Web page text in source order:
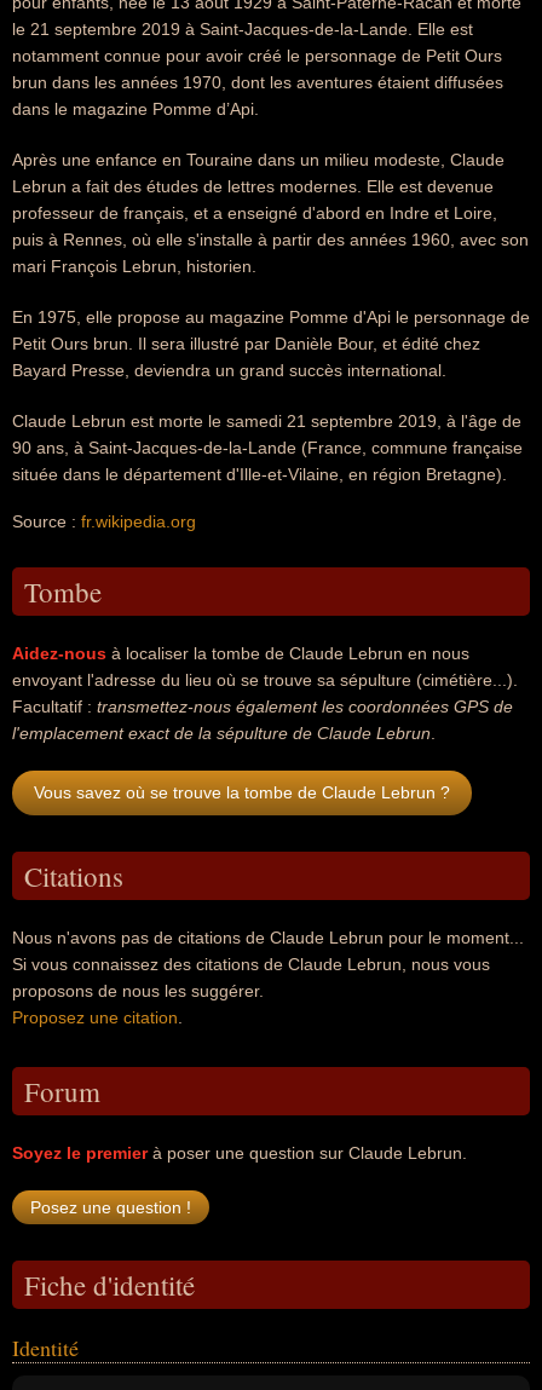
le 21 septembre 2019 à Saint-Jacques-de-la-Lande. Elle est
notamment connue pour avoir créé le personnage de Petit Ours
brun dans les années 1970, dont les aventures étaient diffusées
dans le magazine Pomme d’Api.
Après une enfance en Touraine dans un milieu modeste, Claude
Lebrun a fait des études de lettres modernes. Elle est devenue
professeur de français, et a enseigné d'abord en Indre et Loire,
puis à Rennes, où elle s'installe à partir des années 1960, avec son
mari François Lebrun, historien.
En 1975, elle propose au magazine Pomme d'Api le personnage de
Petit Ours brun. Il sera illustré par Danièle Bour, et édité chez
Bayard Presse, deviendra un grand succès international.
Claude Lebrun est morte le samedi 21 septembre 2019, à l'âge de
90 ans, à Saint-Jacques-de-la-Lande (France, commune française
située dans le département d'Ille-et-Vilaine, en région Bretagne).
Source : fr.wikipedia.org
Tombe
Aidez-nous à localiser la tombe de Claude Lebrun en nous
envoyant l'adresse du lieu où se trouve sa sépulture (cimétière...).
Facultatif : transmettez-nous également les coordonnées GPS de
l'emplacement exact de la sépulture de Claude Lebrun
Vous savez où se trouve la tombe de Claude Lebrun ?
Citations
Nous n'avons pas de citations de Claude Lebrun pour le moment...
Si vous connaissez des citations de Claude Lebrun, nous vous
proposons de nous les suggérer.
Proposez une citation
Forum
Soyez le premierà poser une question sur Claude Lebrun.
Fiche d'identité
Identité